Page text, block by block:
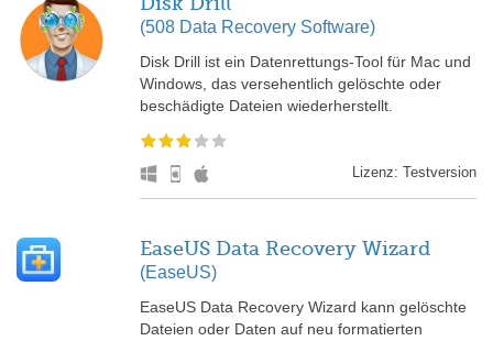
(508 Data Recovery Software)
Disk Drill ist ein Datenrettungs-Tool für Mac und
Windows, das versehentlich gelöschte oder
beschädigte Dateien wiederherstellt.
Lizenz: Testversion
EaseUS Data Recovery Wizard
(EaseUS)
EaseUS Data Recovery Wizard kann gelöschte
Dateien oder Daten auf neu formatierten